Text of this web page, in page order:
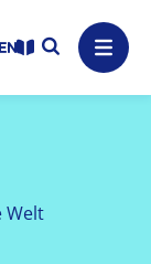
Medien,
informations in
Leichte Sprache
Suche
Welt